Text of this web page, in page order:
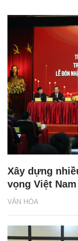
VĂN HÓA
Xây dựng
vọng Việt